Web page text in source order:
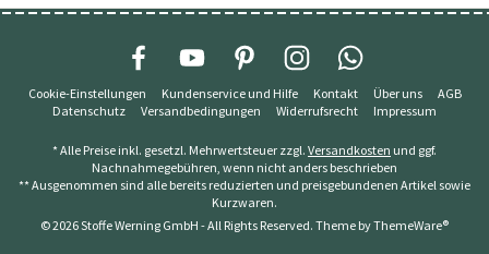
Cookie-Einstellungen Kundenservice und Hilfe Kontakt Über uns
AGB
Datenschutz
Versandbedingungen Widerrufsrecht Impressum
* Alle Preise inkl. gesetzl. Mehrwertsteuer zzgl. Versandkosten und ggf.
Nachnahmegebühren, wenn nicht anders beschrieben
** Ausgenommen sind alle bereits reduzierten und preisgebundenen Artikel sowie
Kurzwaren.
© 2026 Stoffe Werning GmbH - All Rights Reserved. Theme byThemeWare®